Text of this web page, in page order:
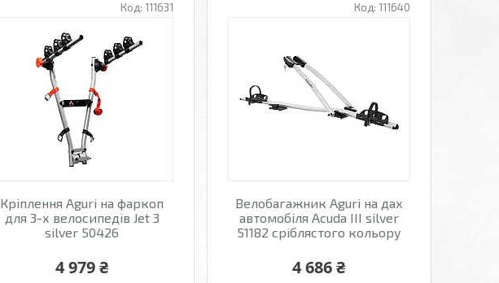
111631
Кріплення Aguri на фаркоп
для 3-х велосипедів Jet 3
silver 50426
4 979 ₴
111640
Велобагажник Aguri на дах
автомобіля Acuda III silver
51182 сріблястого кольору
4 686 ₴